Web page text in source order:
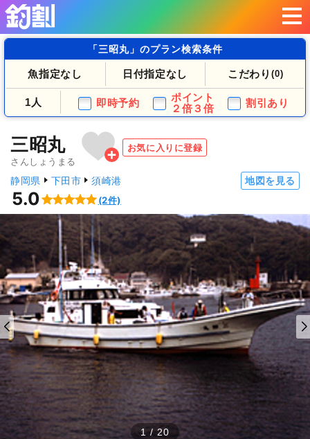
「三昭丸」のプラン検索条件
魚指定なし 日付指定なし こだわり (0)
1人 即時予約
ポイント
２倍３倍
割引あり
三昭丸
さんしょうまる
お気に入りに登録
静岡県 下田市 須崎港 地図を見る
5.0 (2件)
1/20